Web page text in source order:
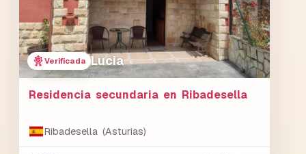
Verificada Lucia
Residencia secundaria en Ribadesella
Ribadesella (Asturias)